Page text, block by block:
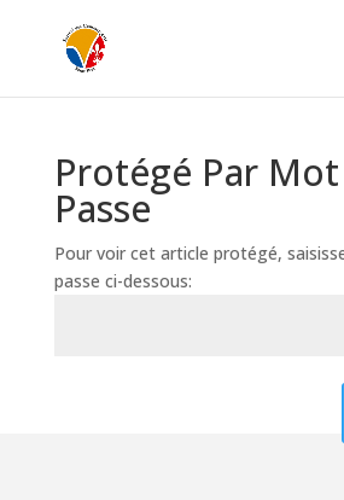
Protégé Par
Passe
Pour voir cet article protégé,
passe ci-dessous: